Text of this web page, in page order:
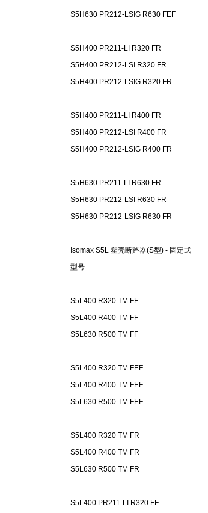
S5H630 PR212-LSIG R630 FEF
S5H400 PR211-LI R320 FR
S5H400 PR212-LSI R320 FR
S5H400 PR212-LSIG R320 FR
S5H400 PR211-LI R400 FR
S5H400 PR212-LSI R400 FR
S5H400 PR212-LSIG R400 FR
S5H630 PR211-LI R630 FR
S5H630 PR212-LSI R630 FR
S5H630 PR212-LSIG R630 FR
Isomax S5L 塑壳断路器(S型) - 固定式
型号
S5L400 R320 TM FF
S5L400 R400 TM FF
S5L630 R500 TM FF
S5L400 R320 TM FEF
S5L400 R400 TM FEF
S5L630 R500 TM FEF
S5L400 R320 TM FR
S5L400 R400 TM FR
S5L630 R500 TM FR
S5L400 PR211-LI R320 FF